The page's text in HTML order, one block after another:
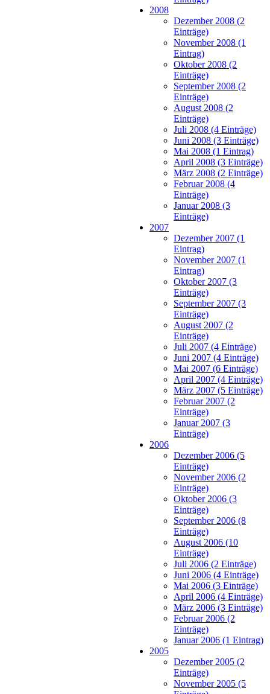
2008
Dezember 2008 (2
Einträge)
November 2008 (1
Eintrag)
Oktober 2008 (2
Einträge)
September 2008 (2
Einträge)
August 2008 (2
Einträge)
Juli 2008 (4 Einträge)
Juni 2008 (3 Einträge)
Mai 2008 (1 Eintrag)
April 2008 (3 Einträge)
März 2008 (2 Einträge)
Februar 2008 (4
Einträge)
Januar 2008 (3
Einträge)
2007
Dezember 2007 (1
Eintrag)
November 2007 (1
Eintrag)
Oktober 2007 (3
Einträge)
September 2007 (3
Einträge)
August 2007 (2
Einträge)
Juli 2007 (4 Einträge)
Juni 2007 (4 Einträge)
Mai 2007 (6 Einträge)
April 2007 (4 Einträge)
März 2007 (5 Einträge)
Februar 2007 (2
Einträge)
Januar 2007 (3
Einträge)
2006
Dezember 2006 (5
Einträge)
November 2006 (2
Einträge)
Oktober 2006 (3
Einträge)
September 2006 (8
Einträge)
August 2006 (10
Einträge)
Juli 2006 (2 Einträge)
Juni 2006 (4 Einträge)
Mai 2006 (3 Einträge)
April 2006 (4 Einträge)
März 2006 (3 Einträge)
Februar 2006 (2
Einträge)
Januar 2006 (1 Eintrag)
2005
Dezember 2005 (2
Einträge)
November 2005 (5